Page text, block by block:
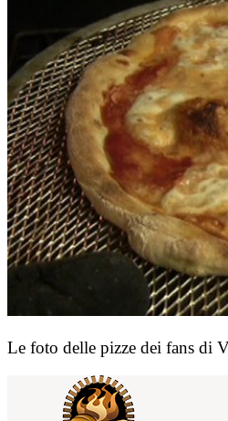
Le foto delle pizze dei fans di